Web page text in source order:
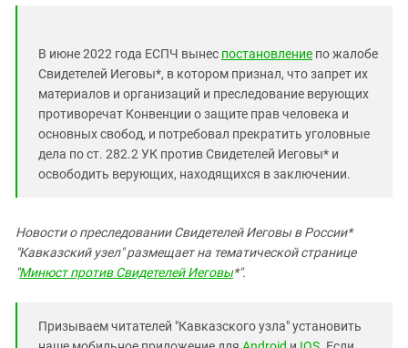
В июне 2022 года ЕСПЧ вынес постановление по жалобе
Свидетелей Иеговы*, в котором признал, что запрет их
материалов и организаций и преследование верующих
противоречат Конвенции о защите прав человека и
основных свобод, и потребовал прекратить уголовные
дела по ст. 282.2 УК против Свидетелей Иеговы* и
освободить верующих, находящихся в заключении.
Новости о преследовании Свидетелей Иеговы в России*
"Кавказский узел" размещает на тематической странице
"Минюст против Свидетелей Иеговы*".
Призываем читателей "Кавказского узла" установить